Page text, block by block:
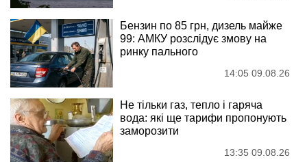
Бензин по 85 грн, дизель майже
99: АМКУ розслідує змову на
ринку пального
14:05 09.08.26
Не тільки газ, тепло і гаряча
вода: які ще тарифи пропонують
заморозити
13:35 09.08.26